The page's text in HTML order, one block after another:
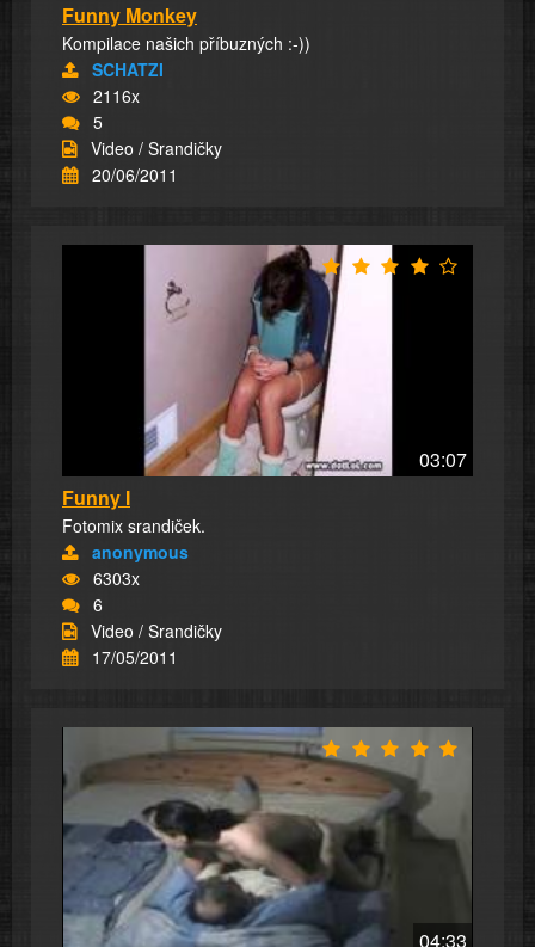
Funny Monkey
Kompilace našich příbuzných :-))
SCHATZI
2116x
5
Video / Srandičky
20/06/2011
03:07
Funny I
Fotomix srandiček.
anonymous
6303x
6
Video / Srandičky
17/05/2011
04:33